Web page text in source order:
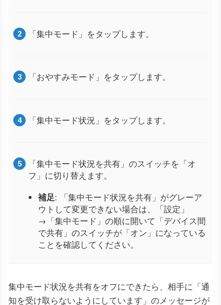
「集中モード」をタップします。
「おやすみモード」をタップします。
「集中モード状況」をタップします。
「集中モード状況を共有」のスイッチを「オ
フ」に切り替えます。
補足: 「集中モード状況を共有」がグレーア
ウトして変更できない場合は、「設定」
→「集中モード」の順に開いて「デバイス間
で共有」のスイッチが「オン」になっている
ことを確認してください。
集中モード状況を共有をオフにできたら、相手に「通
知を受け取らないようにしています」のメッセージが